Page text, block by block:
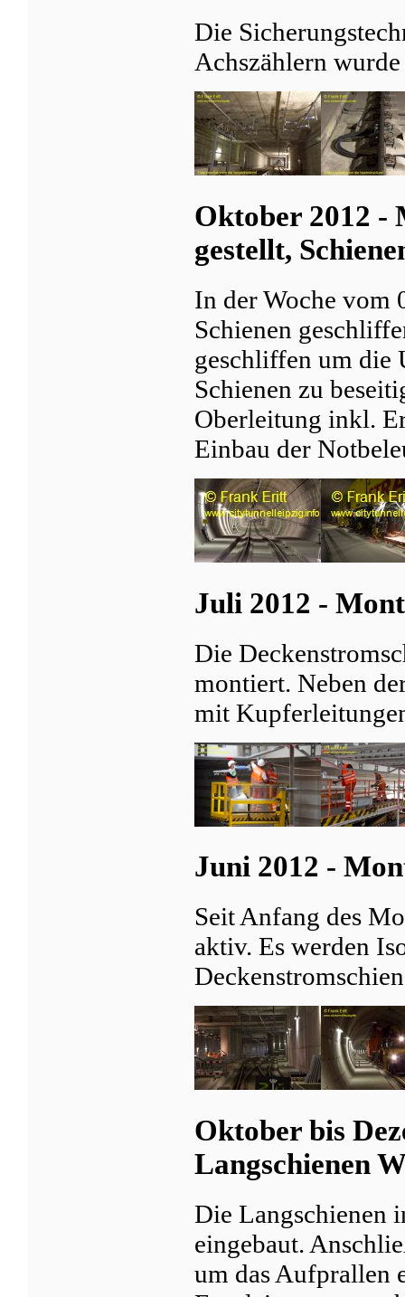
Die
Achszählern
Oktober 2012 -
gestellt,
In der Woche vom
Schienen
geschliffen um die
Schienen zu
Oberleitung inkl.
Einbau der
Juli 2012 -
Die
montiert. Neben
mit
Juni 2012 -
Seit Anfang des
aktiv. Es werden
Oktober bis
Langschienen
Die Langschienen
eingebaut.
um das Aufprallen